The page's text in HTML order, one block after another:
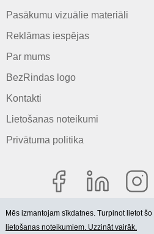
Pasākumu vizuālie materiāli
Reklāmas iespējas
Par mums
BezRindas logo
Kontakti
Lietošanas noteikumi
Privātuma politika
Mēs izmantojam sīkdatnes. Turpinot lietot
lietošanas noteikumiem. Uzzināt vairāk.